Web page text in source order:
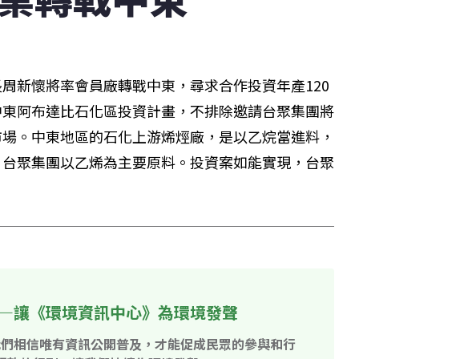
新懷將率會員廠轉戰中東，尋求合作投資年產120
阿布達比石化區投資計畫，不排除邀請台聚集團將
。中東地區的石化上游烯烴廠，是以乙烷當進料，
聚集團以乙烯為主要原料。投資案如能實現，台聚
讓《環境資訊中心》為環境發聲
相信唯有資訊公開普及，才能促成民眾的參與和行